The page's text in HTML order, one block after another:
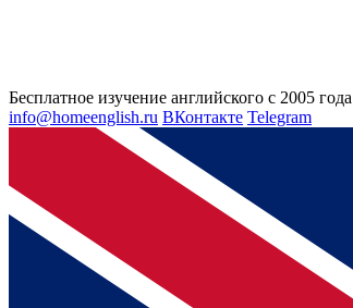
Бесплатное изучение английского с 2005 года
info@homeenglish.ru ВКонтакте Telegram